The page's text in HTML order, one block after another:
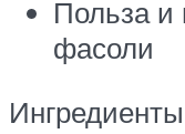
Польза и
фасоли